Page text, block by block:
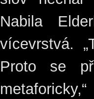
Nabila
vícevrstvá.
Proto se